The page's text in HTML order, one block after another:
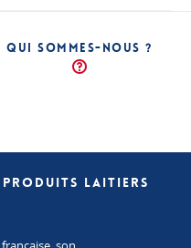
QUI SOMMES-NOUS ?
PRODUITS LAITIERS